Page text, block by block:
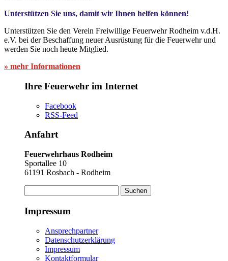
Unterstützen Sie uns, damit wir Ihnen helfen können!
Unterstützen Sie den Verein Freiwillige Feuerwehr Rodheim v.d.H.
e.V. bei der Beschaffung neuer Ausrüstung für die Feuerwehr und
werden Sie noch heute Mitglied.
» mehr Informationen
Ihre Feuerwehr im Internet
Facebook
RSS-Feed
Anfahrt
Feuerwehrhaus Rodheim
Sportallee 10
61191 Rosbach - Rodheim
nach:
Impressum
Ansprechpartner
Datenschutzerklärung
Impressum
Kontaktformular